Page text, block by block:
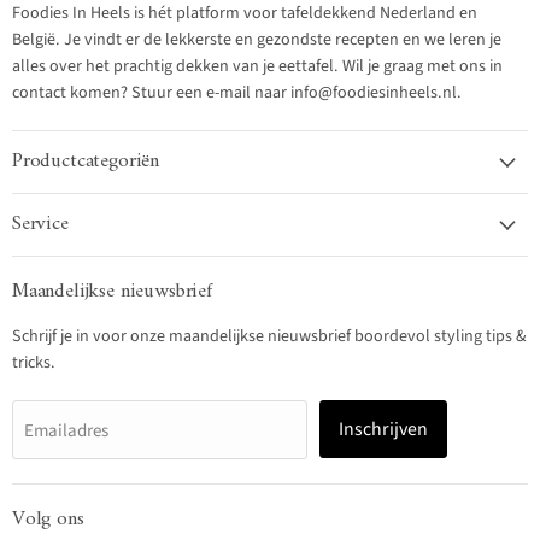
Foodies In Heels is hét platform voor tafeldekkend Nederland en
België. Je vindt er de lekkerste en gezondste recepten en we leren je
alles over het prachtig dekken van je eettafel. Wil je graag met ons in
contact komen? Stuur een e-mail naar info@foodiesinheels.nl.
Productcategoriën
Service
Maandelijkse nieuwsbrief
Schrijf je in voor onze maandelijkse nieuwsbrief boordevol styling tips &
tricks.
Emailadres Inschrijven
Volg ons